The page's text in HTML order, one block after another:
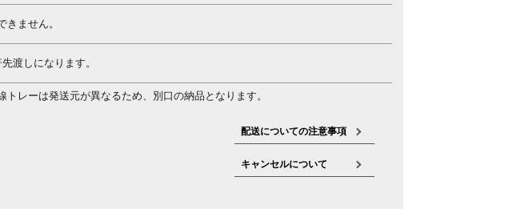
きません。
渡しになります。
トレーは発送元が異なるため、別口の納品となります。
配送についての注意事項
キャンセルについて